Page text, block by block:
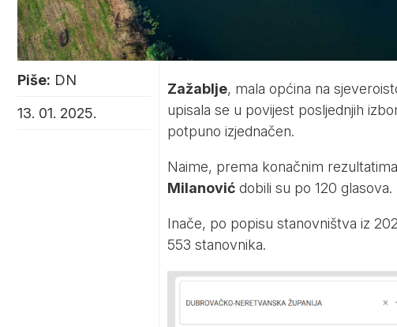
Piše: DN
13. 01. 2025.
Zažablje, mala općina na
upisala se u povijest posljednjih
potpuno izjednačen.
Naime, prema konačnim
Milanovićdobili su po 120 glasova.
Inače, po popisu stanovništva iz
553 stanovnika.